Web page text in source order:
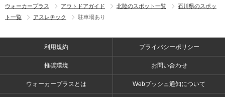
ウォーカープラス
アウトドアガイド 北陸のスポット一覧
石川県のスポッ
ト一覧
アスレチック 駐車場あり
利用規約 プライバシーポリシー
推奨環境 お問い合わせ
ウォーカープラスとは Webプッシュ通知について